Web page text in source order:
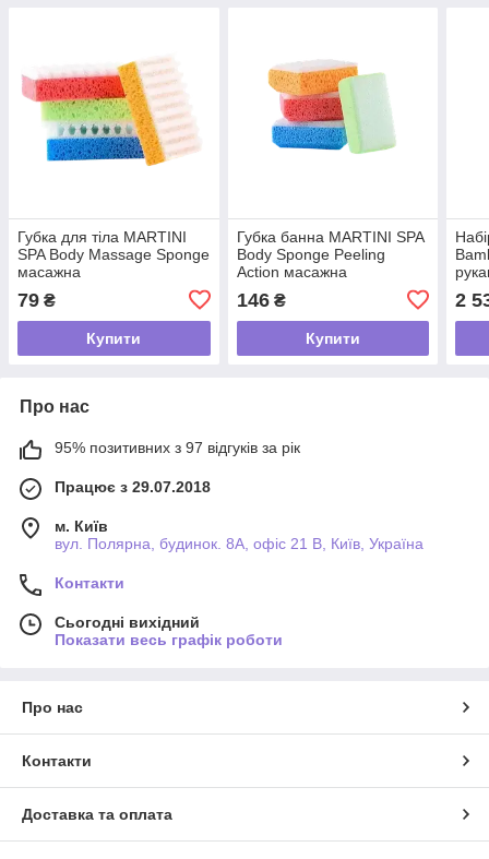
Губка для тіла MARTINI
SPA Body Massage Sponge
масажна
79 ₴
Купити
Губка банна MARTINI SPA
Body Sponge Peeling
Action масажна
146₴
Купити
2
Про нас
95% позитивних з 97 відгуків за рік
Працює з 29.07.2018
м. Київ
вул. Полярна, будинок. 8А, офіс 21 В, Київ, Україна
Контакти
Сьогодні вихідний
Показати весь графік роботи
Про нас
Контакти
Доставка та оплата